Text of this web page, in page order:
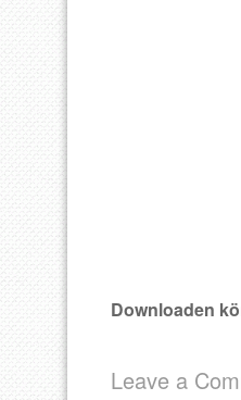
Downloaden
Leave a